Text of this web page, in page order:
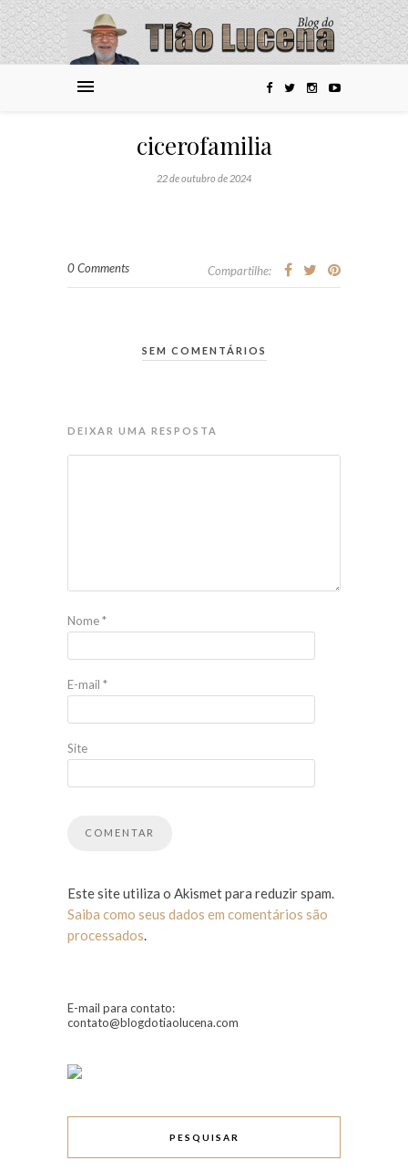
cicerofamilia
22 de outubro de 2024
0 Comments Compartilhe:
SEM COMENTÁRIOS
DEIXAR UMA RESPOSTA
Nome*
E-mail *
Site
Este site utiliza o Akismet para reduzir spam.
Saiba como seus dados em comentários são
processados.
E-mail para contato:
contato@blogdotiaolucena.com
PESQUISAR